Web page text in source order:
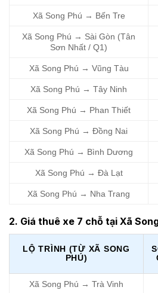
Xã Song Phú → Bến Tre
Xã Song Phú → Sài Gòn (Tân
Sơn Nhất / Q1)
Xã Song Phú → Vũng Tàu
Xã Song Phú → Tây Ninh
Xã Song Phú → Phan Thiết
Xã Song Phú → Đồng Nai
Xã Song Phú → Bình Dương
Xã Song Phú → Đà Lạt
Xã Song Phú → Nha Trang
2. Giá thuê xe 7 chỗ tại Xã
LỘ TRÌNH (TỪ XÃ SONG
PHÚ)
Xã Song Phú → Trà Vinh